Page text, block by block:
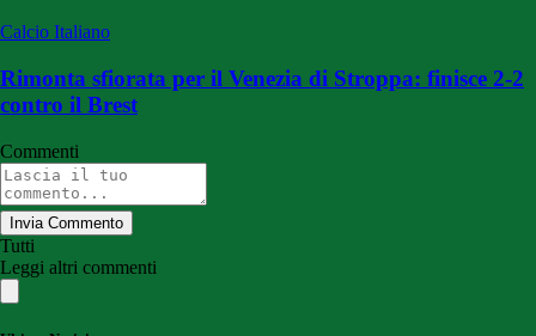
Calcio Italiano
Rimonta sfiorata per il Venezia di Stroppa: finisce 2-2
contro il Brest
Commenti
Invia Commento
Tutti
Leggi altri commenti